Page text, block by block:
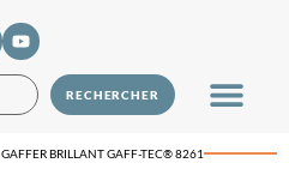
GAFFER BRILLANT GAFF-TEC® 8261